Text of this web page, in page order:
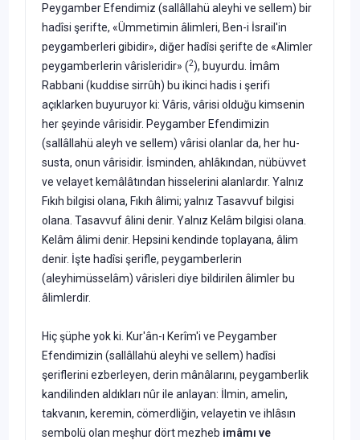
Peygamber Efendimiz (sallâllahü aleyhi ve sellem) bir
hadîsi şerifte, «Ümme­timin âlimleri, Ben-i İsrail'in
peygamberleri gibidir», diğer hadîsi şerifte de «Alimler
peygamberlerin vârisleridir» (2), buyurdu. İmâm
Rabbani (kuddise sirrûh) bu ikinci hadis i şerifi
açıklarken buyuruyor ki: Vâris, vârisi olduğu kimsenin
her şeyinde vâ­risidir. Peygamber Efendimizin
(sallâllahü aleyh ve sellem) vârisi olanlar da, her hu­
susta, onun vârisidir. İsminden, ahlâkından, nübüvvet
ve velayet kemâlâtından hisse­lerini alanlardır. Yalnız
Fıkıh bilgisi olana, Fıkıh âlimi; yalnız Tasavvuf bilgisi
olana. Tasavvuf âlini denir. Yalnız Kelâm bilgisi olana.
Kelâm âlimi denir. Hepsini kendinde toplayana, âlim
denir. İşte hadîsi şerifle, peygamberlerin
(aleyhimüsselâm) vârisleri diye bildirilen âlimler bu
âlimlerdir.
Hiç şüphe yok ki. Kur'ân-ı Kerîm'i ve Peygamber
Efendimizin (sallâllahü aleyhi ve sellem) hadîsi
şeriflerini ezberleyen, derin mânâlarını, peygamberlik
kandilinden aldıkları nûr ile anlayan: İlmin, amelin,
takvanın, keremin, cömerdliğin, velayetin ve ihlâsın
sembolü olan meşhur dört mezheb imâmı ve